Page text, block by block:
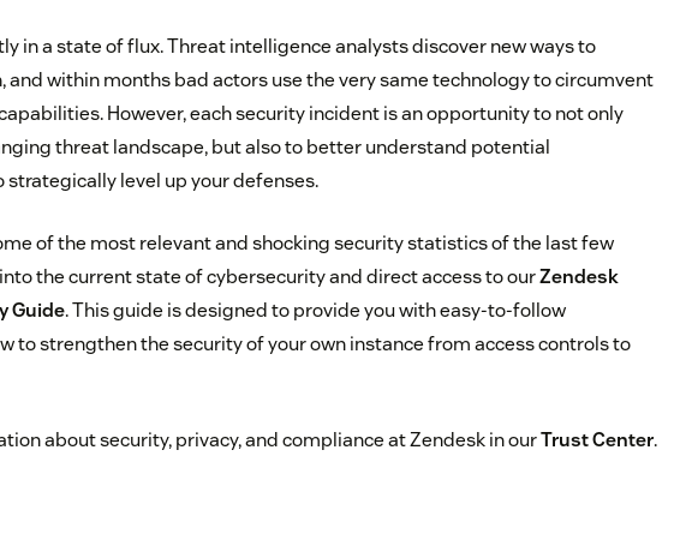
in a state of flux. Threat intelligence analysts discover new ways to
within months bad actors use the very same technology to circumvent
However, each security incident is an opportunity to not only
threat landscape, but also to better understand potential
level up your defenses.
of the most relevant and shocking security statistics of the last few
the current state of cybersecurity and direct access to ourZendesk
Guide. This guide is designed to provide you with easy-to-follow
to strengthen the security of your own instance from access controls to
about security, privacy, and compliance at Zendesk in ourTrust Center.